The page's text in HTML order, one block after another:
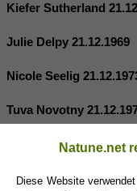
Kiefer Sutherland
Julie Delpy 21.12.1969
Nicole Seelig
Tuva Novotny
Heinrich Böll
Thomas Hürlimann
Natune.net
Diese Website